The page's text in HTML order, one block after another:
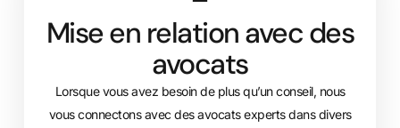
Mise en relation avec des
avocats
Lorsque vous avez besoin de plus qu’un conseil, nous
vous connectons avec des avocats experts dans divers